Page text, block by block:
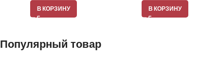
В КОРЗИНУ В КОРЗИНУ
Популярный товар